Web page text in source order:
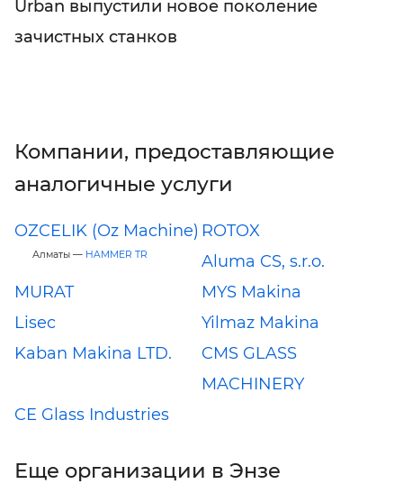
Urban выпустили новое поколение
зачистных станков
Компании, предоставляющие
аналогичные услуги
OZCELIK (Oz Machine)
Алматы — HAMMER TR
ROTOX
Aluma CS, s.r.o.
MURAT
MYS Makina
Lisec
Yilmaz Makina
Kaban Makina LTD.
CMS GLASS
MACHINERY
CE Glass Industries
Еще организации в Энзе